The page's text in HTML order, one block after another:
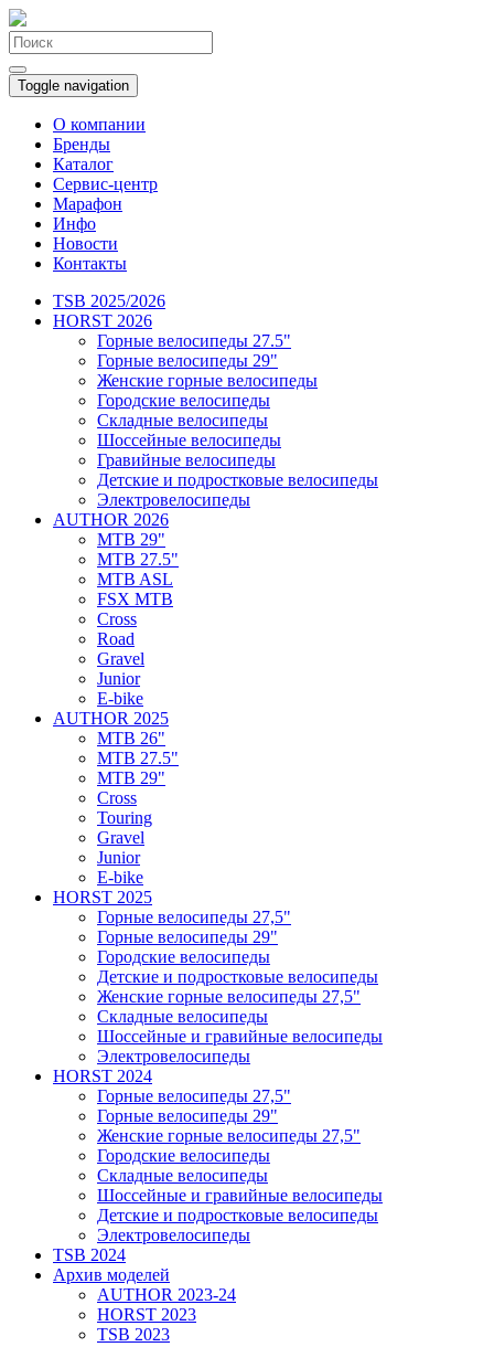
Toggle navigation
О компании
Бренды
Каталог
Сервис-центр
Марафон
Инфо
Новости
Контакты
TSB 2025/2026
HORST 2026
Горные велосипеды 27.5"
Горные велосипеды 29"
Женские горные велосипеды
Городские велосипеды
Складные велосипеды
Шоссейные велосипеды
Гравийные велосипеды
Детские и подростковые велосипеды
Электровелосипеды
AUTHOR 2026
MTB 29"
MTB 27.5"
MTB ASL
FSX MTB
Cross
Road
Gravel
Junior
E-bike
AUTHOR 2025
MTB 26"
MTB 27.5"
MTB 29"
Cross
Touring
Gravel
Junior
E-bike
HORST 2025
Горные велосипеды 27,5"
Горные велосипеды 29"
Городские велосипеды
Детские и подростковые велосипеды
Женские горные велосипеды 27,5"
Складные велосипеды
Шоссейные и гравийные велосипеды
Электровелосипеды
HORST 2024
Горные велосипеды 27,5"
Горные велосипеды 29"
Женские горные велосипеды 27,5"
Городские велосипеды
Складные велосипеды
Шоссейные и гравийные велосипеды
Детские и подростковые велосипеды
Электровелосипеды
TSB 2024
Архив моделей
AUTHOR 2023-24
HORST 2023
TSB 2023